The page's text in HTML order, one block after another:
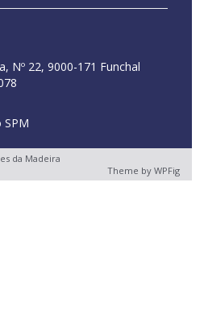
Nº 22, 9000-171 Funchal
da Madeira
Theme by WPFig